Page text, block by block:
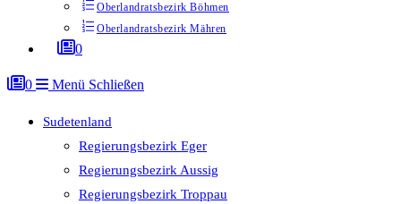
Oberlandratsbezirk Böhmen
Oberlandratsbezirk Mähren
0
0 Menü Schließen
Sudetenland
Regierungsbezirk Eger
Regierungsbezirk Aussig
Regierungsbezirk Troppau